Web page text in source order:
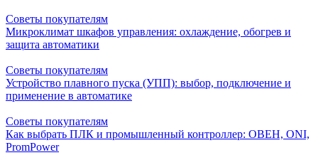
Советы покупателям
Микроклимат шкафов управления: охлаждение, обогрев и
защита автоматики
Советы покупателям
Устройство плавного пуска (УПП): выбор, подключение и
применение в автоматике
Советы покупателям
Как выбрать ПЛК и промышленный контроллер: ОВЕН, ONI,
PromPower